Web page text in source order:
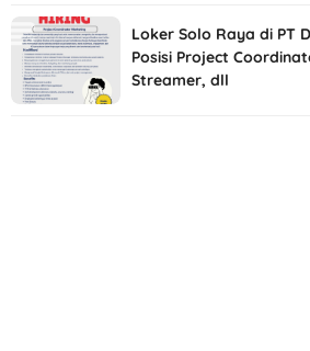
Loker Solo Raya di PT
Posisi Project
Streamer, dll